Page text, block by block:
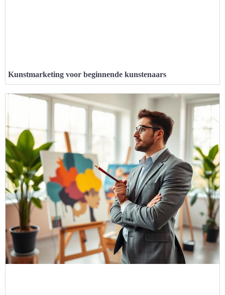
Kunstmarketing voor beginnende kunstenaars